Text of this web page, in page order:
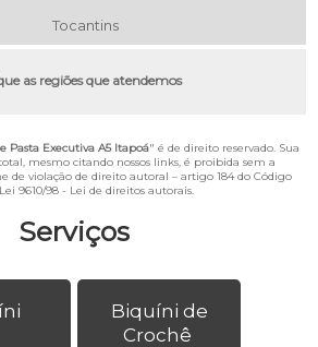
Serviços
Biquíni de
Crochê
Tocantins
as regiões que atendemos
Pasta Executiva A5 Itapoá" é de direito reservado. Sua
mesmo citando nossos links, é proibida sem a
de violação de direito autoral – artigo 184 do Código
Lei 9610/98 - Lei de direitos autorais.